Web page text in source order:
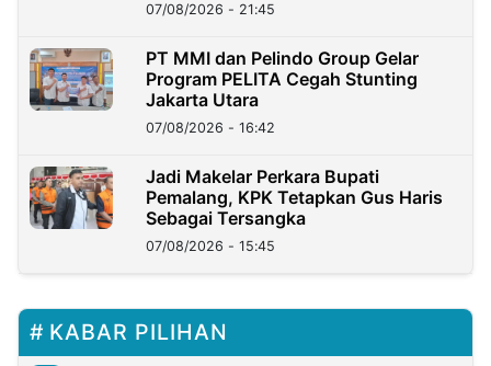
07/08/2026 - 21:45
PT MMI dan Pelindo Group Gelar
Program PELITA Cegah Stunting
Jakarta Utara
07/08/2026 - 16:42
Jadi Makelar Perkara Bupati
Pemalang, KPK Tetapkan Gus Haris
Sebagai Tersangka
07/08/2026 - 15:45
KABAR PILIHAN